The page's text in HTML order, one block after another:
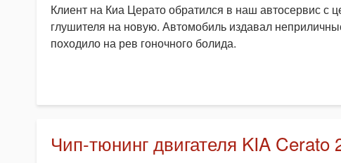
Клиент на Киа Церато обратился в наш автосервис с
глушителя на новую. Автомобиль издавал
походило на рев гоночного болида.
Чип-тюнинг двигателя KIA Cerato